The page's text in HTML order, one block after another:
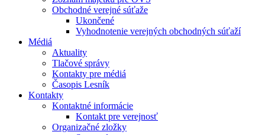
Obchodné verejné súťaže
Ukončené
Vyhodnotenie verejných obchodných súťaží
Médiá
Aktuality
Tlačové správy
Kontakty pre médiá
Časopis Lesník
Kontakty
Kontaktné informácie
Kontakt pre verejnosť
Organizačné zložky